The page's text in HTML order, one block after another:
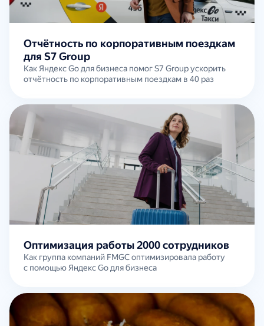
Отчётность по корпоративным поездкам
для S7 Group
Как Яндекс Go для бизнеса помог S7 Group ускорить
отчётность по корпоративным поездкам в 40 раз
Оптимизация работы 2000 сотрудников
Как группа компаний FMGC оптимизировала работу
с помощью Яндекс Go для бизнеса